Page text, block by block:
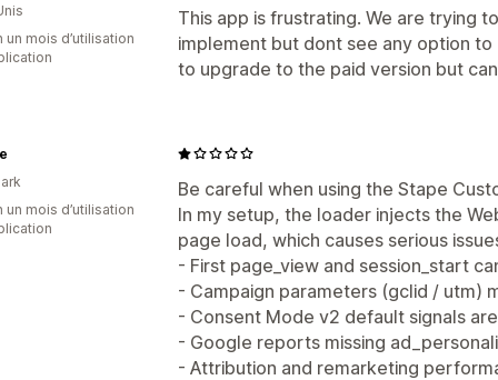
This app is frustrating. We are trying
implement but dont see any option
to upgrade to the paid version but
un mois d’utilisation
Be careful when using the Stape
In my setup, the loader injects the
page load, which causes serious
- First page_view and session_start
- Campaign parameters (gclid / utm)
- Consent Mode v2 default signals
- Google reports missing
- Attribution and remarketing
un mois d’utilisation